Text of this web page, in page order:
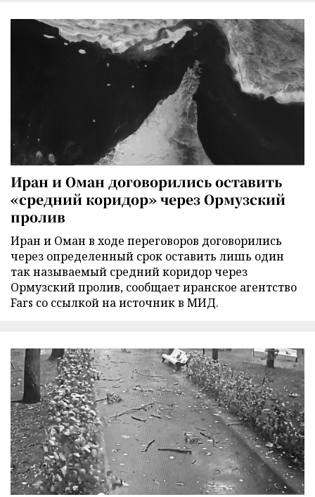
Иран и Оман договорились оставить
«средний коридор» через Ормузский
пролив
Иран и Оман в ходе переговоров договорились
через определенный срок оставить лишь один
так называемый средний коридор через
Ормузский пролив, сообщает иранское агентство
Fars со ссылкой на источник в МИД.